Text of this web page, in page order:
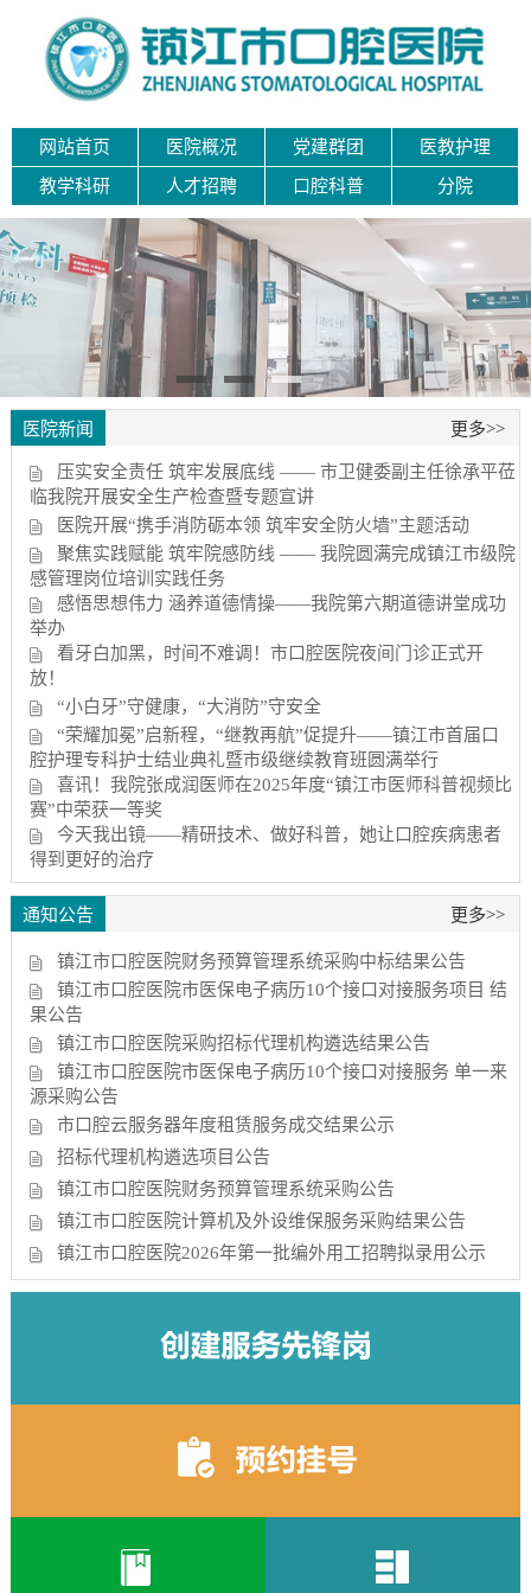
网站首页 医院概况 党建群团 医教护理
教学科研 人才招聘 口腔科普 分院
医院新闻 更多>>
压实安全责任 筑牢发展底线 —— 市卫健委副主任徐承平莅
临我院开展安全生产检查暨专题宣讲
医院开展“携手消防砺本领 筑牢安全防火墙”主题活动
聚焦实践赋能 筑牢院感防线 —— 我院圆满完成镇江市级院
感管理岗位培训实践任务
感悟思想伟力 涵养道德情操——我院第六期道德讲堂成功
举办
看牙白加黑，时间不难调！市口腔医院夜间门诊正式开
放！
“小白牙”守健康，“大消防”守安全
“荣耀加冕”启新程，“继教再航”促提升——镇江市首届口
腔护理专科护士结业典礼暨市级继续教育班圆满举行
喜讯！我院张成润医师在2025年度“镇江市医师科普视频比
赛”中荣获一等奖
今天我出镜——精研技术、做好科普，她让口腔疾病患者
得到更好的治疗
通知公告 更多>>
镇江市口腔医院财务预算管理系统采购中标结果公告
镇江市口腔医院市医保电子病历10个接口对接服务项目 结
果公告
镇江市口腔医院采购招标代理机构遴选结果公告
镇江市口腔医院市医保电子病历10个接口对接服务 单一来
源采购公告
市口腔云服务器年度租赁服务成交结果公示
招标代理机构遴选项目公告
镇江市口腔医院财务预算管理系统采购公告
镇江市口腔医院计算机及外设维保服务采购结果公告
镇江市口腔医院2026年第一批编外用工招聘拟录用公示